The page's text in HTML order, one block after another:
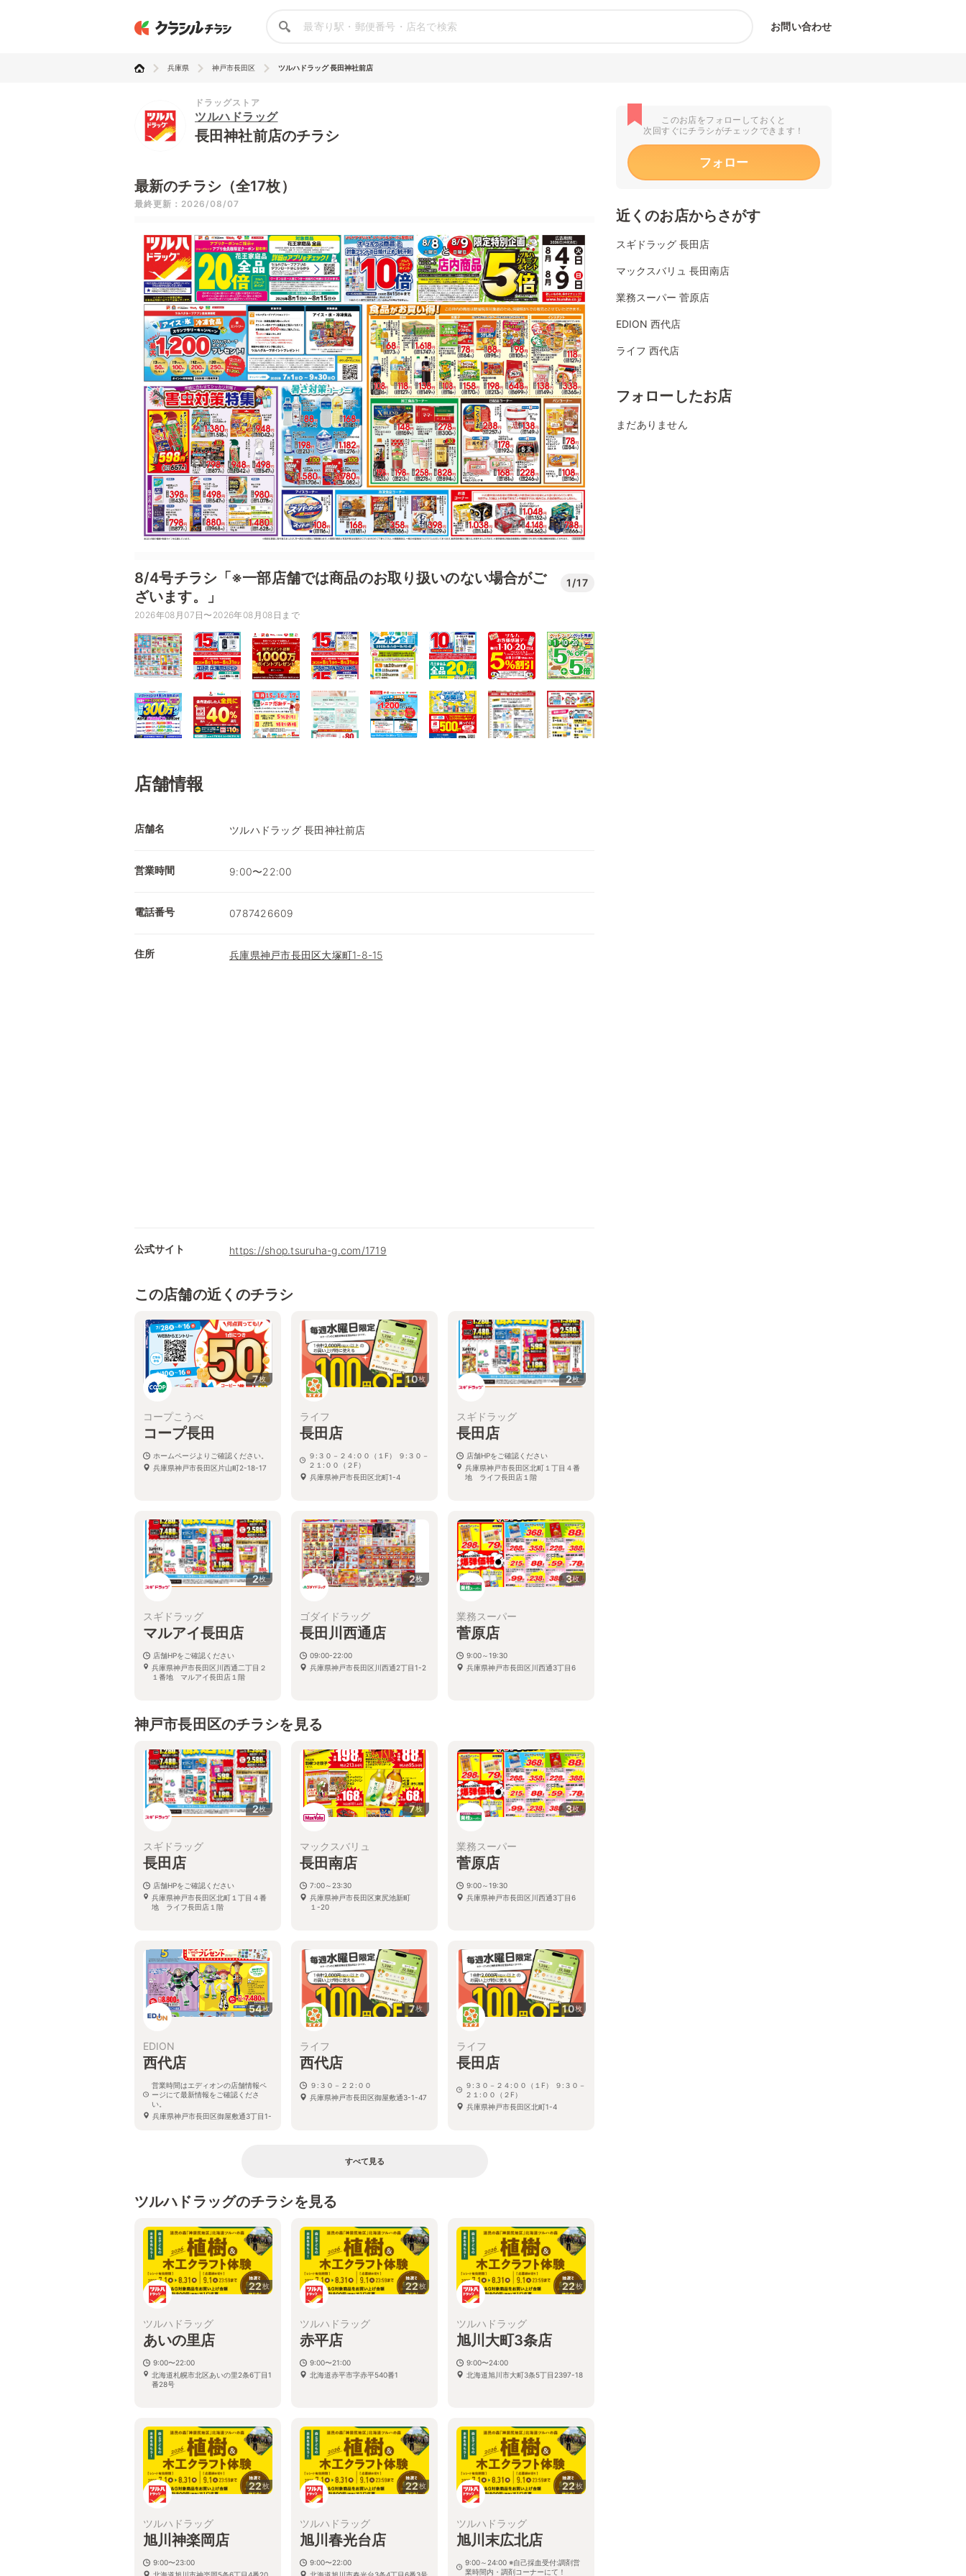
お問い合わせ
兵庫県 神戸市長田区 ツルハドラッグ 長田神社前店
ドラッグストア
ツルハドラッグ
長田神社前店のチラシ
最新のチラシ（全17枚）
最終更新：2026/08/07
8/4号チラシ「※一部店舗では商品のお取り扱いのない場合がご
ざいます。」
1/17
2026年08月07日〜2026年08月08日まで
店舗情報
店舗名 ツルハドラッグ 長田神社前店
営業時間 9:00〜22:00
電話番号 0787426609
住所 兵庫県神戸市長田区大塚町1-8-15
公式サイト https://shop.tsuruha-g.com/1719
この店舗の近くのチラシ
7枚
コープこうべ
コープ長田
ホームページよりご確認ください。
兵庫県神戸市長田区片山町2-18-17
10枚
ライフ
長田店
９:３０－２４:００（１F） ９:３０－
２１:００（２F）
兵庫県神戸市長田区北町1-4
2枚
スギドラッグ
長田店
店舗HPをご確認ください
兵庫県神戸市長田区北町１丁目４番
地 ライフ長田店１階
2枚
スギドラッグ
マルアイ長田店
店舗HPをご確認ください
兵庫県神戸市長田区川西通二丁目２
１番地 マルアイ長田店１階
2枚
ゴダイドラッグ
長田川西通店
09:00-22:00
兵庫県神戸市長田区川西通2丁目1-2
3枚
業務スーパー
菅原店
9:00～19:30
兵庫県神戸市長田区川西通3丁目6
神戸市長田区のチラシを見る
2枚
スギドラッグ
長田店
店舗HPをご確認ください
兵庫県神戸市長田区北町１丁目４番
地 ライフ長田店１階
7枚
マックスバリュ
長田南店
7:00～23:30
兵庫県神戸市長田区東尻池新町
１-20
3枚
業務スーパー
菅原店
9:00～19:30
兵庫県神戸市長田区川西通3丁目6
54枚
EDION
西代店
営業時間はエディオンの店舗情報ペ
ージにて最新情報をご確認くださ
い。
兵庫県神戸市長田区御屋敷通3丁目1-
7枚
ライフ
西代店
９:３０－２２:００
兵庫県神戸市長田区御屋敷通3-1-47
10枚
ライフ
長田店
９:３０－２４:００（１F） ９:３０－
２１:００（２F）
兵庫県神戸市長田区北町1-4
すべて見る
ツルハドラッグのチラシを見る
22枚
ツルハドラッグ
あいの里店
9:00〜22:00
北海道札幌市北区あいの里2条6丁目1
番28号
22枚
ツルハドラッグ
赤平店
9:00〜21:00
北海道赤平市字赤平540番1
22枚
ツルハドラッグ
旭川大町3条店
9:00〜24:00
北海道旭川市大町3条5丁目2397-18
22枚
ツルハドラッグ
旭川神楽岡店
9:00〜23:00
北海道旭川市神楽岡5条6丁目4番20
22枚
ツルハドラッグ
旭川春光台店
9:00〜22:00
北海道旭川市春光台3条4丁目6番3号
22枚
ツルハドラッグ
旭川末広北店
9:00～24:00 ※自己採血受付:調剤営
業時間内・調剤コーナーにて！
このお店をフォローしておくと
次回すぐにチラシがチェックできます！
フォロー
近くのお店からさがす
スギドラッグ 長田店
マックスバリュ 長田南店
業務スーパー 菅原店
EDION 西代店
ライフ 西代店
フォローしたお店
まだありません